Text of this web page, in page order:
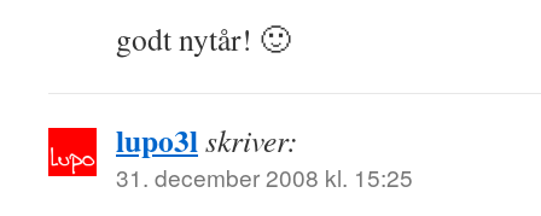
godt nytår! 🙂
lupo3lskriver:
31. december 2008 kl. 15:25